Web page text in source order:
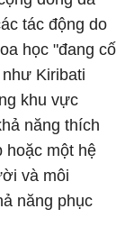
tác động do
học "đang cố
Kiribati
khu vực
năng thích
hoặc một hệ
và môi
năng phục